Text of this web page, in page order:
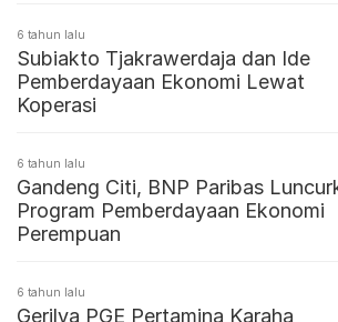
6 tahun lalu
Subiakto Tjakrawerdaja dan Ide
Pemberdayaan Ekonomi Lewat
Koperasi
6 tahun lalu
Gandeng Citi, BNP Paribas
Program Pemberdayaan Ekonomi
Perempuan
6 tahun lalu
Gerilya PGE Pertamina Karaha